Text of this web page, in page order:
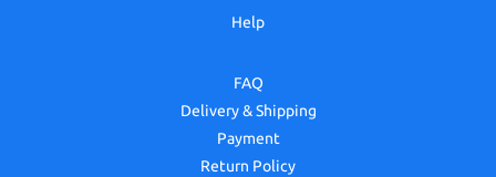
Help
FAQ
Delivery & Shipping
Payment
Return Policy